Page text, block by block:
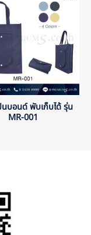
บอนด์ พับเก็บได้ รุ่น
MR-001